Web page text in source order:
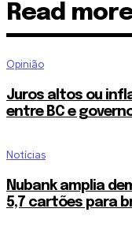
Read
Opinião
Juros altos ou
entre BC e
Notícias
Nubank amplia
5,7 cartões para